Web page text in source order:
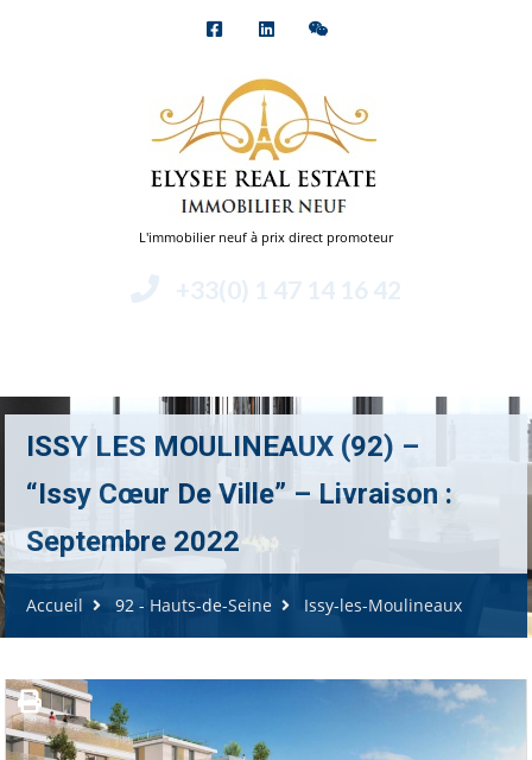
L'immobilier neuf à prix direct promoteur
+33(0) 1 47 14 16 42
ISSY LES MOULINEAUX (92) –
“Issy Cœur De Ville” – Livraison :
Septembre 2022
Accueil 92 - Hauts-de-Seine Issy-les-Moulineaux